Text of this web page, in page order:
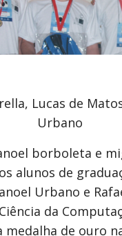
Lucas de
Urbano
borboleta e
alunos de
Urbano e
da
medalha de ouro